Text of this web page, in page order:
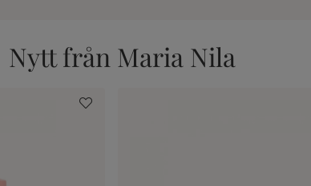
Nytt från Maria Nila